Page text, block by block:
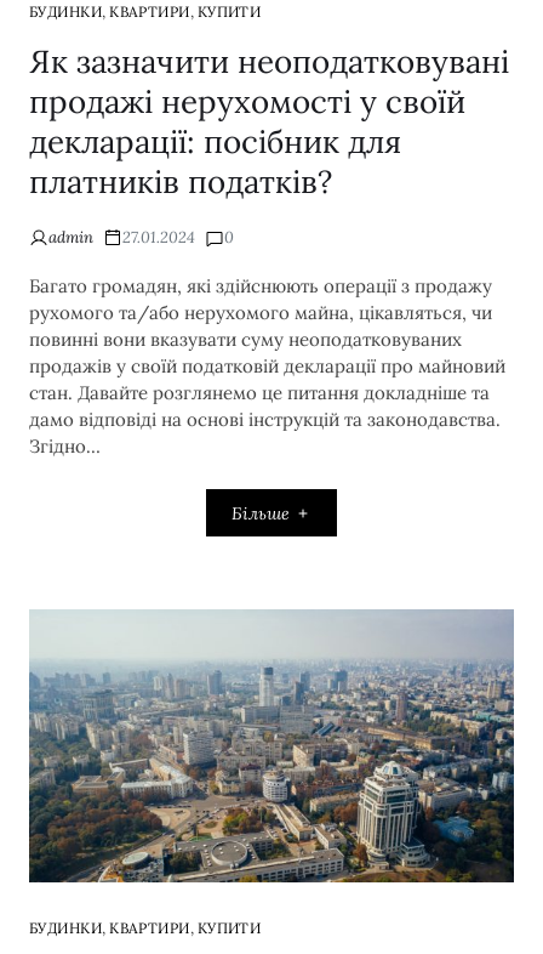
БУДИНКИ,КВАРТИРИ, КУПИТИ
Як зазначити неоподатковувані
продажі нерухомості у своїй
декларації: посібник для
платників податків?
admin 27.01.2024 0
Багато громадян, які здійснюють операції з продажу
рухомого та/або нерухомого майна, цікавляться, чи
повинні вони вказувати суму неоподатковуваних
продажів у своїй податковій декларації про майновий
стан. Давайте розглянемо це питання докладніше та
дамо відповіді на основі інструкцій та законодавства.
Згідно…
Більше
БУДИНКИ,КВАРТИРИ, КУПИТИ